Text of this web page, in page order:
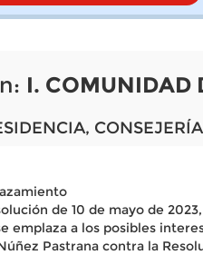
I. COMUNIDAD
de 10 de mayo de
emplaza a los posibles
Pastrana contra la